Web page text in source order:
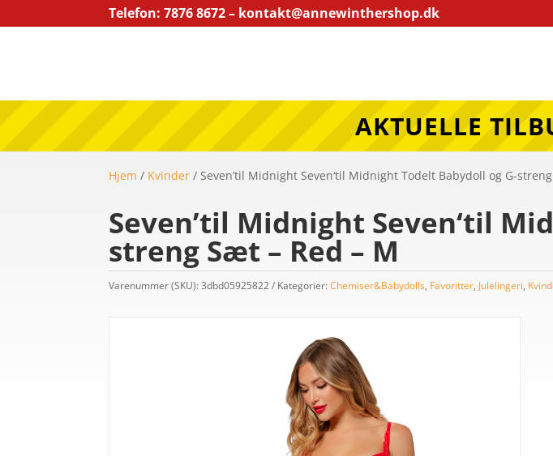
Telefon: 7876 8672 – kontakt@annewinthershop.dk
AKTUELLE
Hjem / Kvinder / Seven’til Midnight Seven‘til Midnight Todelt Babydoll og G-
Seven’til Midnight Seven‘til
streng Sæt – Red – M
Varenummer (SKU):3dbd05925822 Kategorier:Chemiser&Babydolls, Favoritter, Julelingeri,